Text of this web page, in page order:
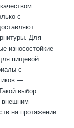
с
Для
износостойкие
пищевой
с
—
выбор
внешним
на протяжении